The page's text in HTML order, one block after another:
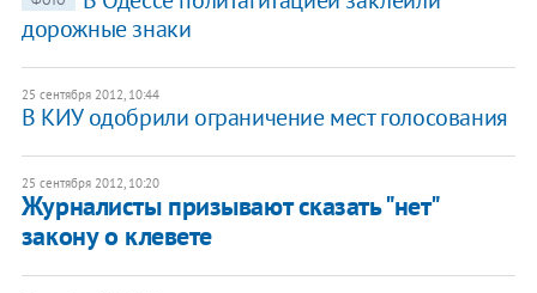
дорожные знаки
25 сентября 2012, 10:44
В КИУ одобрили ограничение мест голосования
25 сентября 2012, 10:20
Журналисты призывают сказать "нет"
закону о клевете